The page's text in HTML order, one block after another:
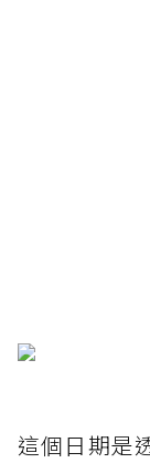
這個日期是